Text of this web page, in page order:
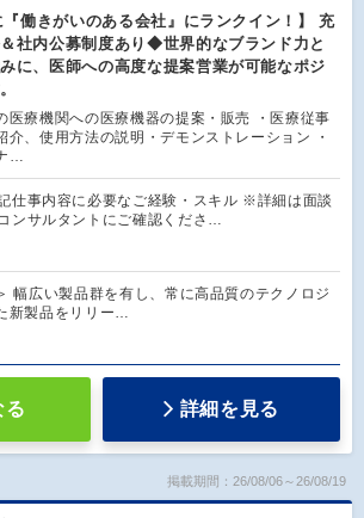
『働きがいのある会社』にランクイン！】 充
社内公募制度あり◆世界的なブランド力と
に、医師への高度な提案営業が可能なポジ
医療機関への医療機器の提案・販売 ・医療従事
介、使用方法の説明・デモンストレーション ・
…
仕事内容に必要なご経験・スキル ※詳細は面談
ンサルタントにご確認くださ…
幅広い製品群を有し、常に高品質のテクノロジ
新製品をリリー…
る 詳細を見る
掲載期間：26/08/06～26/08/19